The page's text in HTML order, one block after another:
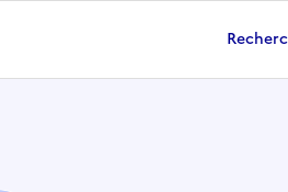
page d'accueil